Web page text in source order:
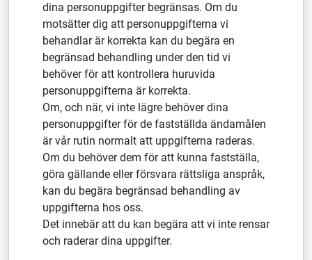
dina personuppgifter begränsas. Om du
motsätter dig att personuppgifterna vi
behandlar är korrekta kan du begära en
begränsad behandling under den tid vi
behöver för att kontrollera huruvida
personuppgifterna är korrekta.
Om, och när, vi inte lägre behöver dina
personuppgifter för de fastställda ändamålen
är vår rutin normalt att uppgifterna raderas.
Om du behöver dem för att kunna fastställa,
göra gällande eller försvara rättsliga anspråk,
kan du begära begränsad behandling av
uppgifterna hos oss.
Det innebär att du kan begära att vi inte rensar
och raderar dina uppgifter.